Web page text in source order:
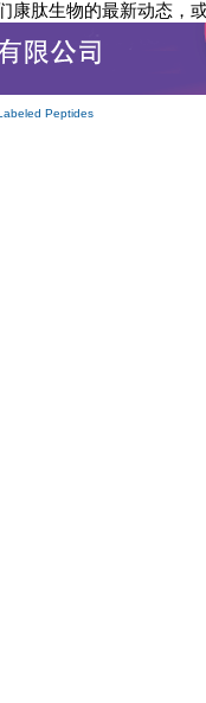
康肽生物的最新动态，
Peptides